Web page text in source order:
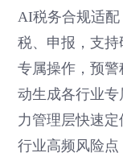
AI税务合规适
税、申报，支
专属操作，预
动生成各行业
力管理层快速
行业高频风险